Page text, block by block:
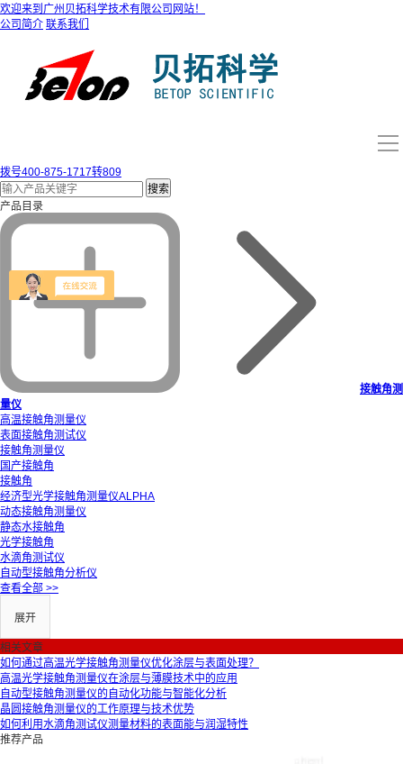
欢迎来到广州贝拓科学技术有限公司网站！
公司简介 联系我们
导
网站首页
关于我们
产品展示
拨号400-875-1717转809
产品目录
接触角测
量仪
高温接触角测量仪
表面接触角测试仪
接触角测量仪
国产接触角
接触角
经济型光学接触角测量仪ALPHA
动态接触角测量仪
静态水接触角
光学接触角
水滴角测试仪
自动型接触角分析仪
查看全部 >>
展开
相关文章
如何通过高温光学接触角测量仪优化涂层与表面处理？
高温光学接触角测量仪在涂层与薄膜技术中的应用
自动型接触角测量仪的自动化功能与智能化分析
晶圆接触角测量仪的工作原理与技术优势
如何利用水滴角测试仪测量材料的表面能与润湿特性
推荐产品